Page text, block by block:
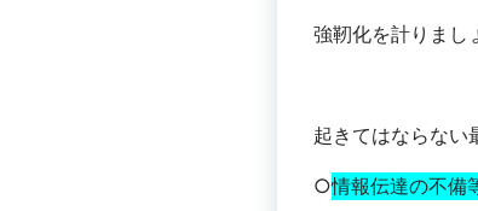
強靭化を計りまし
起きてはならない
○情報伝達の不備